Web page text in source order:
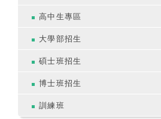
高中生專區
大學部招生
碩士班招生
博士班招生
訓練班